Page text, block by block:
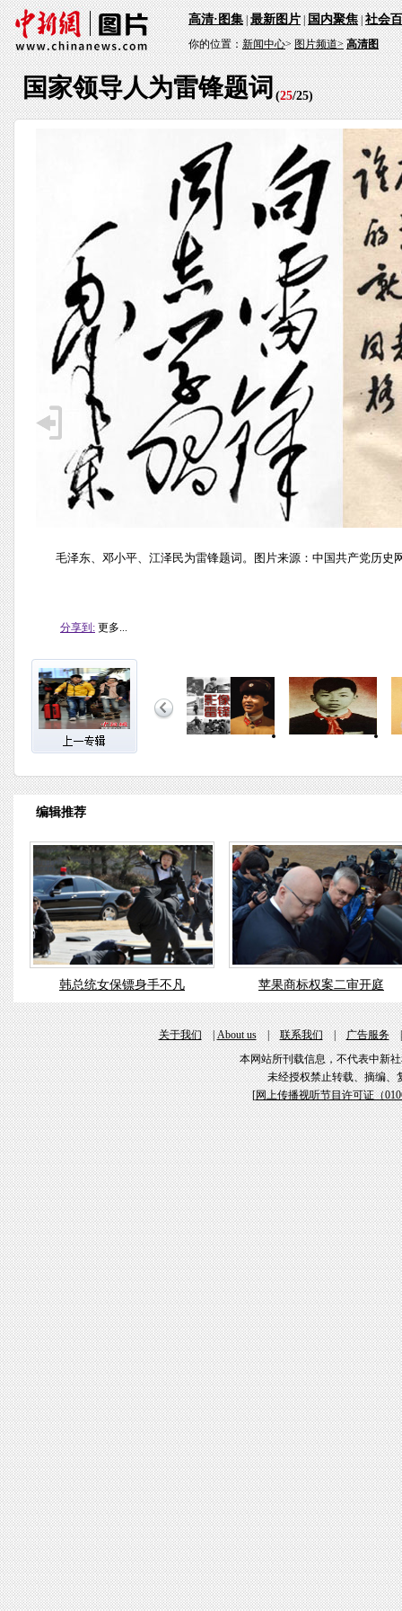
高清·图集|最新图片|国内聚焦|社会
你的位置：新闻中心>图片频道> 高清图
国家领导人为雷锋题词(25/25)
毛泽东、邓小平、江泽民为雷锋题词。图片来源：中国共产党历史
分享到: 更多...
编辑推荐
韩总统女保镖身手不凡 苹果商标权案二审开庭
关于我们|About us|联系我们|广告服务
本网站所刊载信息，不代表中新
未经授权禁止转载、摘编、
[网上传播视听节目许可证（